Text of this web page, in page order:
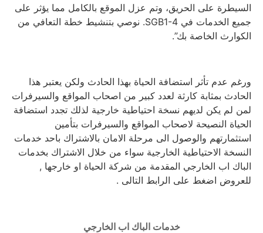
السيطرة على الحريق، وتم عزل الموقع بالكامل مما يؤثر على
جميع الخدمات في SGB1-4. نوصي بتنشيط خطة التعافي من
الكوارث الخاصة بك”.
ورغم عدم تأثر استضافة الحياة بهذا الحادث ولكن يعتبر هذا
الحادث بمثابة كارثة لعدد كبير من اصحاب المواقع والسيرفرات
لمن لم يكن لديهم نسخة احتياطية خارجية لذلك تجدد استضافة
الحياة النصيحة لاصحاب المواقع والسيرفرات بتأمين
استثمارتهم والوصول الى مرحلة الامان بالاشتراك باحد خدمات
النسخة الاحتياطية الخارجية سواء من خلال الاشتراك بخدمات
الباك اب الخارجي المقدمة من شركة الحياة او خارجها ,
للعروض اضغط على الرابط التالى .
خدمات الباك اب الخارجي